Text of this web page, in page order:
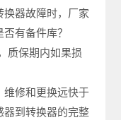
换器故障时，厂家
有备件库？
质保期内如果损
维修和更换远快于
器到转换器的完整